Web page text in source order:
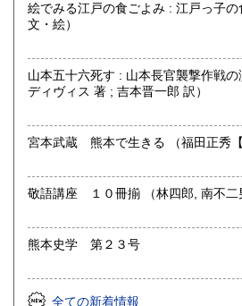
取り扱い分野
哲学宗教、歴史、社会科学、自然科
文、外国文学、古典籍、近代文献、
他）
絵でみる江戸の食ごよみ : 江戸っ子の食と暮ら
文・絵）
山本五十六死す : 山本長官襲撃作戦の演出と実
ディヴィス 著 ; 吉本晋一郎 訳）
宮本武蔵 熊本で生きる （福
敬語講座 １０冊揃 （林四郎,
熊本史学 第２３号
全ての新着情報